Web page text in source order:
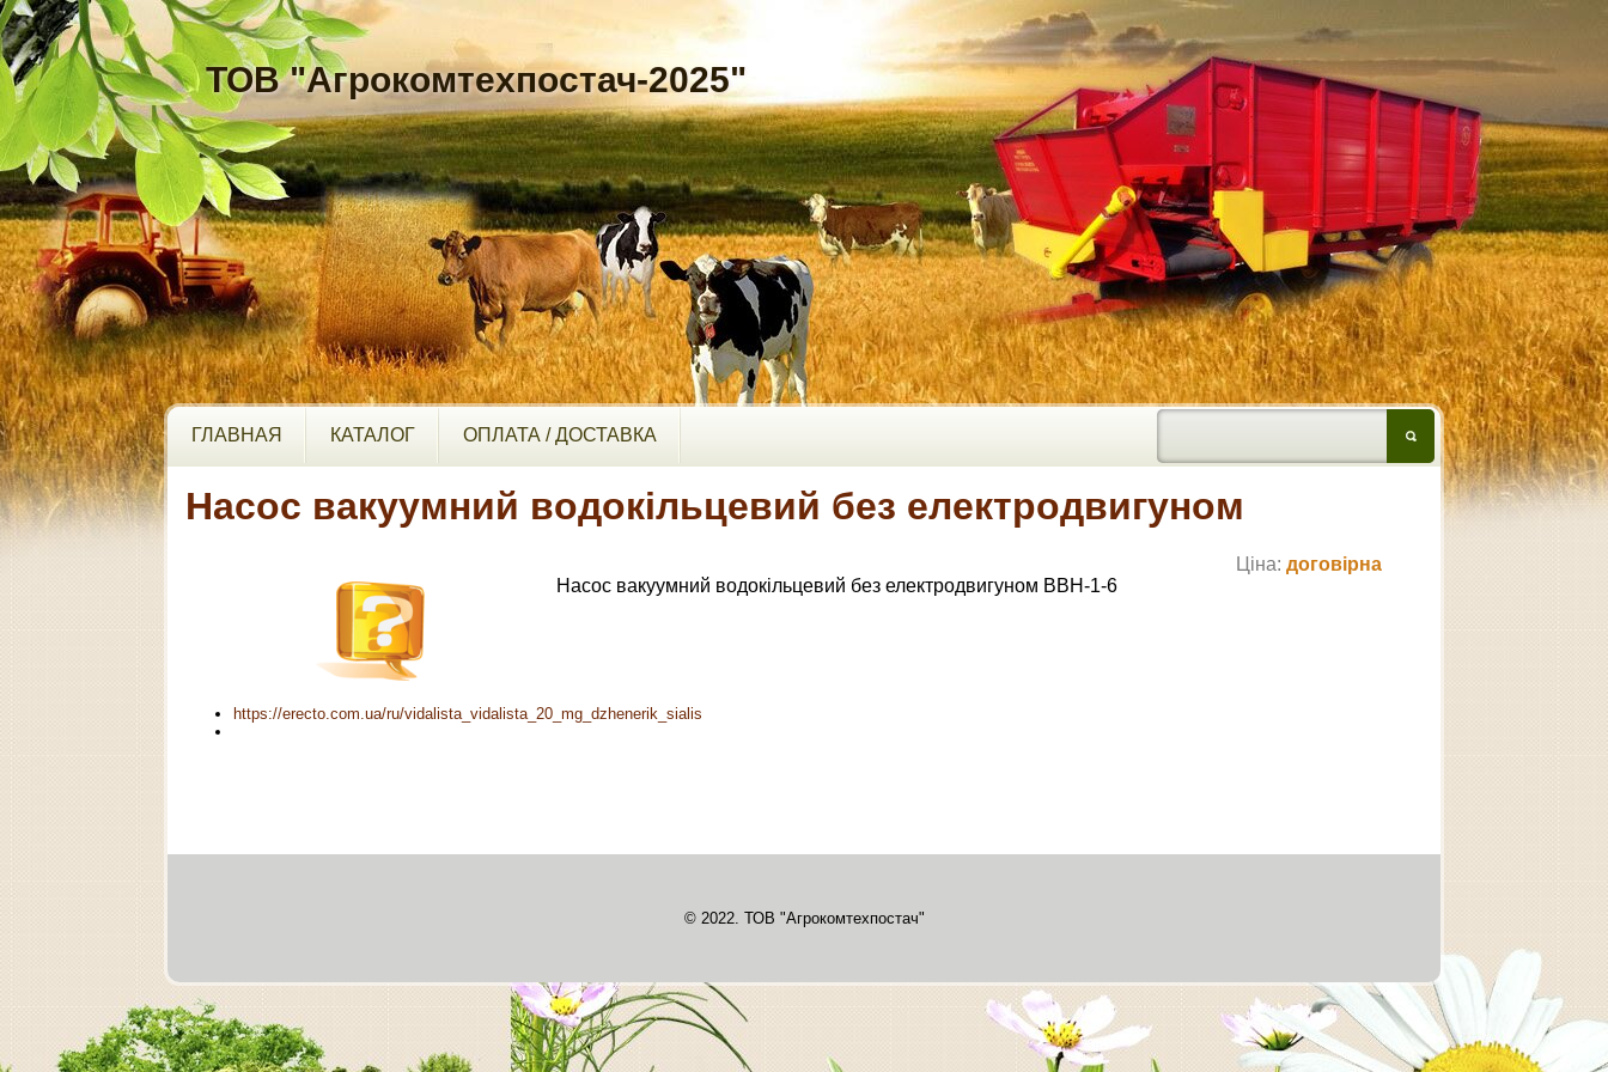
ТОВ "Агрокомтехпостач-2025"
ГЛАВНАЯ КАТАЛОГ ОПЛАТА / ДОСТАВКА
Насос вакуумний водокільцевий без електродвигуном
Ціна: договірна
Насос вакуумний водокільцевий без електродвигуном ВВН-1-6
https://erecto.com.ua/ru/vidalista_vidalista_20_mg_dzhenerik_sialis
© 2022. ТОВ "Агрокомтехпостач"